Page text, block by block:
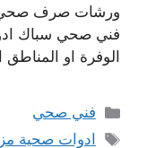
ورشات صرف صحي
فني صحي سباك
الوفرة او
التصنيفات
فني صحي
الوسوم
ادوات صحية